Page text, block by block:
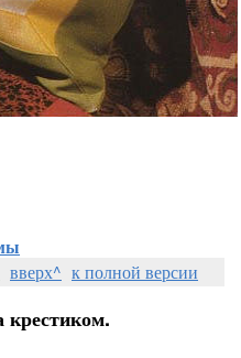
вверх^ к полной версии